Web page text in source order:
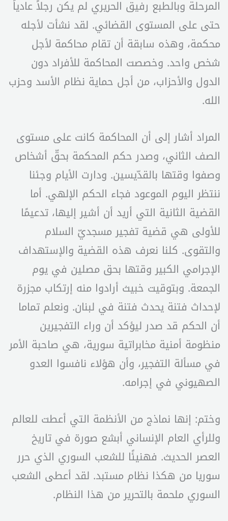
المرحلة وبالطبع رفيق الحريري لم يكن رجلاً عادياً
حتى على المستوى القضائي. لقد نشأت لأجله
محكمة، وهذه سابقة أن تقام محاكمة لأجل
شخص واحد. وخصصت المحاكمة للأفراد دون
الدول والأحزاب، من أجل حماية نظام الأسد وحزب
الله.
المراد أشار إلى أن المحاكمة كانت على مستوى
الصف الثاني، وصدر حكم المحكمة بحقّ أشخاص
وصفوا وقتها بالقدّيسين. ودارت الأيام وجئنا
ننتظر اليوم الموعود فجاء الحكم الإلهي. أما
القضية الثانية التي أريد أن أشير إليها، تدعيمًا
للأولى هي قضية تفجير مسجديّ السلام
والتقوى. كلنا نعرف هذه القضية والإستهداف
الإجرامي الكبير وقتها بحق مصلين في يوم
الجمعة. وبتوقيت خبيث أرادوا منه إرتكاب مجزرة
لإحداث فتنة يحدث فتنة في لبنان. ونعلم تماما
أن الحكم قد صدر ليؤكد أن وراء التفجيرين
منظومة أمنية مخابراتية سورية، هي صاحبة الأمر
في مسألة التفجير، وأن هؤلاء نافسوا العدو
الصهيوني في إجرامه.
وختم: إنها نماذج من الأنظمة التي أعطت للعالم
وللرأي العام الإنساني أبشع صورة في تاريخ
العصر الحديث. فهنيئًا للشعب السوري الذي حرر
سوريا من هكذا نظام مستبد. لقد أعطى الشعب
السوري ملحمة بالتحرير من هذا النظام.